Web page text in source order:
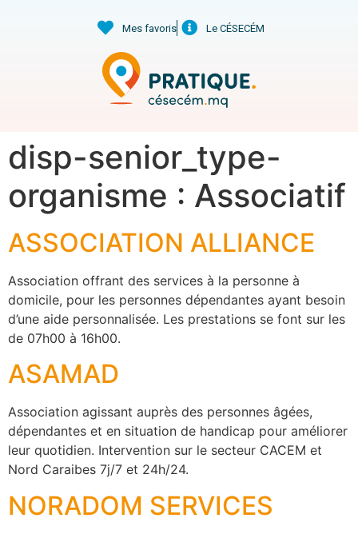
Mes favoris Le CÉSECÉM
disp-senior_type-
organisme : Associatif
ASSOCIATION ALLIANCE
Association offrant des services à la personne à
domicile, pour les personnes dépendantes ayant besoin
d’une aide personnalisée. Les prestations se font sur les
de 07h00 à 16h00.
ASAMAD
Association agissant auprès des personnes âgées,
dépendantes et en situation de handicap pour améliorer
leur quotidien. Intervention sur le secteur CACEM et
Nord Caraibes 7j/7 et 24h/24.
NORADOM SERVICES